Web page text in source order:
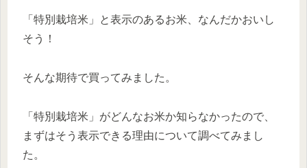
「特別栽培米」と表示のあるお米、なんだかおいし
そう！
そんな期待で買ってみました。
「特別栽培米」がどんなお米か知らなかったので、
まずはそう表示できる理由について調べてみまし
た。